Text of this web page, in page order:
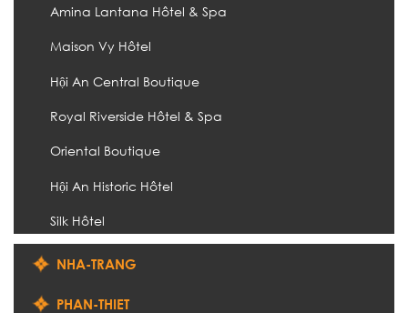
Amina Lantana Hôtel & Spa
Maison Vy Hôtel
Hội An Central Boutique
Royal Riverside Hôtel & Spa
Oriental Boutique
Hội An Historic Hôtel
Silk Hôtel
NHA-TRANG
PHAN-THIET